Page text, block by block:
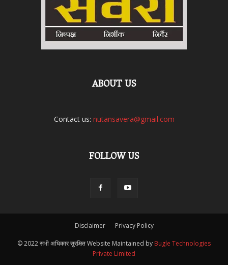
ABOUT US
Contact us: nutansavera@gmail.com
FOLLOW US
Disclaimer Privacy Policy
© 2022 सभी अधिकार सुरक्षित Website Maintained by Bugle Technologies
Private Limited